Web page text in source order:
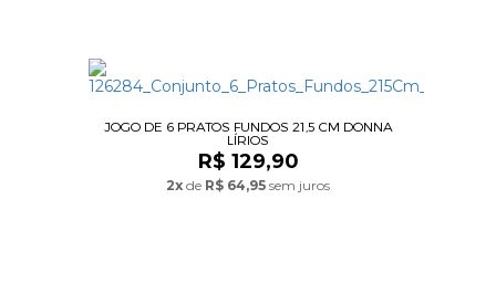
JOGO DE 6 PRATOS FUNDOS 21,5 CM DONNA
LÍRIOS
R$ 129,90
2x de R$ 64,95 sem juros